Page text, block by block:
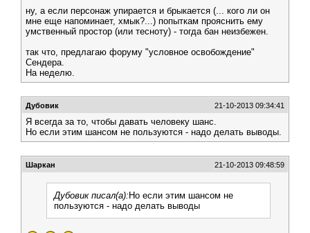
ну, а если персонаж упирается и брыкается (... кого ли он
мне еще напоминает, хмык?...) попыткам прояснить ему
умственный простор (или тесноту) - тогда бан неизбежен.
так что, предлагаю форуму "условное освобождение"
Сендера.
На неделю.
Дубовик 21-10-2013 09:34:41
Я всегда за то, чтобы давать человеку шанс.
Но если этим шансом не пользуются - надо делать выводы.
Шаркан 21-10-2013 09:48:59
Дубовик писал(а): Но если этим шансом не
пользуются - надо делать выводы